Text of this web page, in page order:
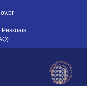
Pessoais